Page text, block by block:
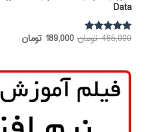
Data
نمره
465,000 تومان قیمت
بود.
189,000 تومانقیمت